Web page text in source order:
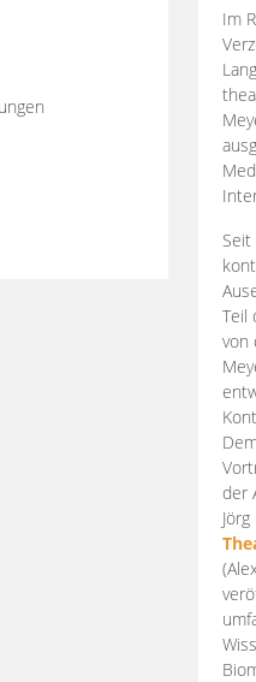
Im
Teil
von
der